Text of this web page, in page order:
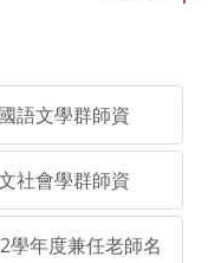
語文學群師資
社會學群師資
學年度兼任老師名